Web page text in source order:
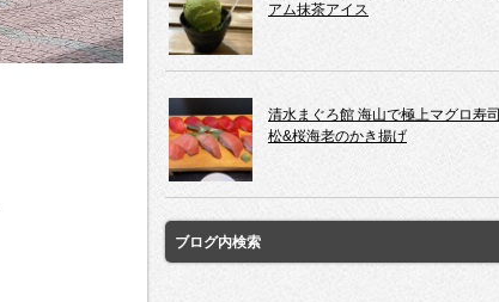
アム抹茶アイス
清水まぐろ館 海山で極上マグロ寿司
松&桜海老のかき揚げ
ブログ内検索